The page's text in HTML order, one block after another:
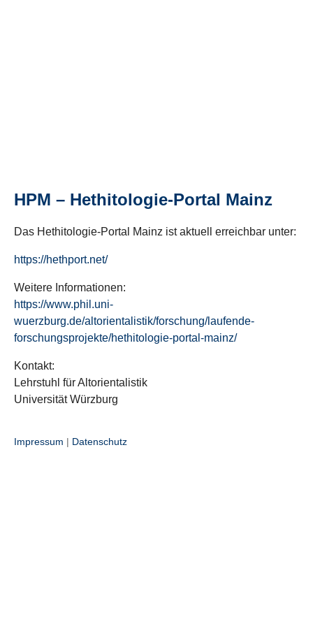
HPM – Hethitologie-Portal Mainz
Das Hethitologie-Portal Mainz ist aktuell erreichbar unter:
https://hethport.net/
Weitere Informationen:
https://www.phil.uni-
wuerzburg.de/altorientalistik/forschung/laufende-
forschungsprojekte/hethitologie-portal-mainz/
Kontakt:
Lehrstuhl für Altorientalistik
Universität Würzburg
Impressum | Datenschutz